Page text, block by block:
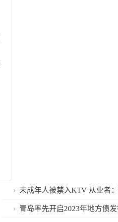
未成年人被禁入KTV 从业者
行 青岛率先开启2023年地方债